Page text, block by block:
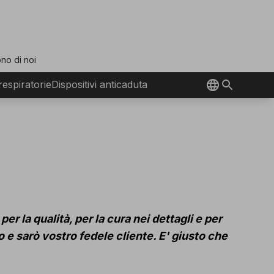
di noi
Dispositivi anticaduta
la qualità, per la cura nei dettagli e per
sarò vostro fedele cliente. E' giusto che